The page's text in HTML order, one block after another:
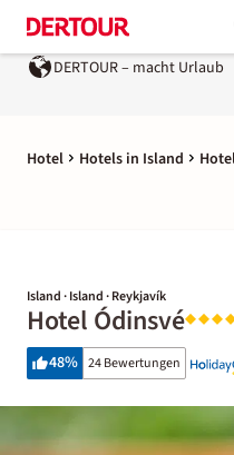
DERTOUR – macht Urlaub
Hotel Hotels in Island
Island · Island · Reykjavík
Hotel Ódinsvé
48% 24 Bewertungen